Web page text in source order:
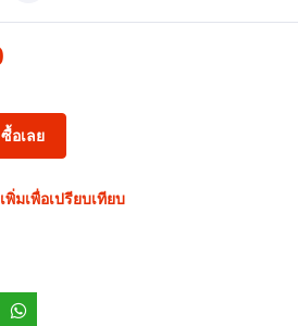
ซื้อเลย
เพิ่มเพื่อเปรียบเทียบ